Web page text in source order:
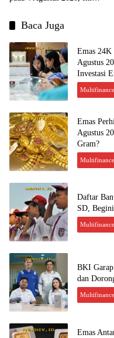
Baca Juga
Emas 24K
Agustus
Investasi
Multifinance
Emas
Agustus
Gram?
Multifinance
Daftar
SD,
Multifinance
BKI
dan
Multifinance
Emas